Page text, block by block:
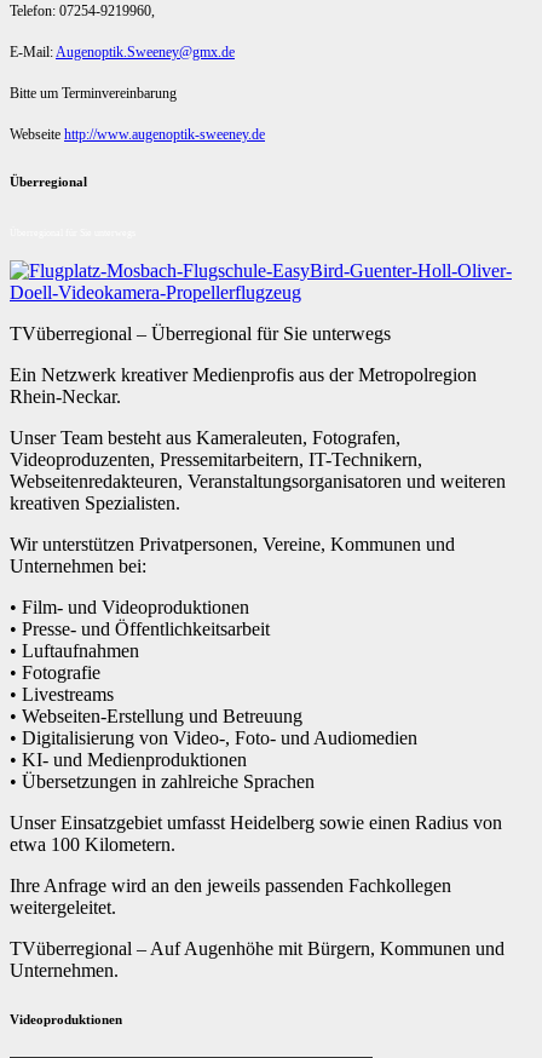
Telefon: 07254-9219960,
E-Mail:Augenoptik.Sweeney@gmx.de
Bitte um Terminvereinbarung
Webseite http://www.augenoptik-sweeney.de
Überregional
TVüberregional – Überregional für Sie unterwegs
Ein Netzwerk kreativer Medienprofis aus der Metropolregion
Rhein-Neckar.
Unser Team besteht aus Kameraleuten, Fotografen,
Videoproduzenten, Pressemitarbeitern, IT-Technikern,
Webseitenredakteuren, Veranstaltungsorganisatoren und weiteren
kreativen Spezialisten.
Wir unterstützen Privatpersonen, Vereine, Kommunen und
Unternehmen bei:
• Film- und Videoproduktionen
• Presse- und Öffentlichkeitsarbeit
• Luftaufnahmen
• Fotografie
• Livestreams
• Webseiten-Erstellung und Betreuung
• Digitalisierung von Video-, Foto- und Audiomedien
• KI- und Medienproduktionen
• Übersetzungen in zahlreiche Sprachen
Unser Einsatzgebiet umfasst Heidelberg sowie einen Radius von
etwa 100 Kilometern.
Ihre Anfrage wird an den jeweils passenden Fachkollegen
weitergeleitet.
TVüberregional – Auf Augenhöhe mit Bürgern, Kommunen und
Unternehmen.
Videoproduktionen